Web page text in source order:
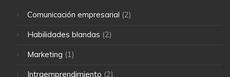
Comunicación empresarial (2)
Habilidades blandas (2)
Marketing (1)
Intraemprendimiento (2)